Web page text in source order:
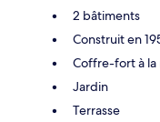
2 bâtiments
Construit en
Coffre-fort à
Jardin
Terrasse